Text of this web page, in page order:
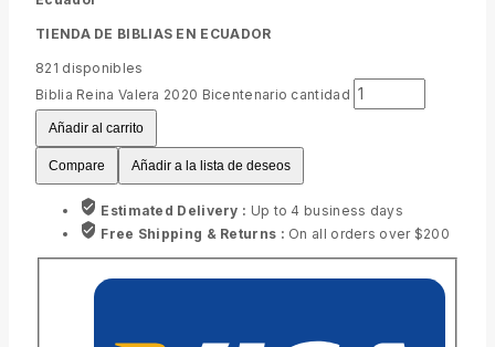
TIENDA DE BIBLIAS EN ECUADOR
821 disponibles
Biblia Reina Valera 2020 Bicentenario cantidad
Añadir al carrito
Compare Añadir a la lista de deseos
Estimated Delivery : Up to 4 business days
Free Shipping & Returns : On all orders over $200